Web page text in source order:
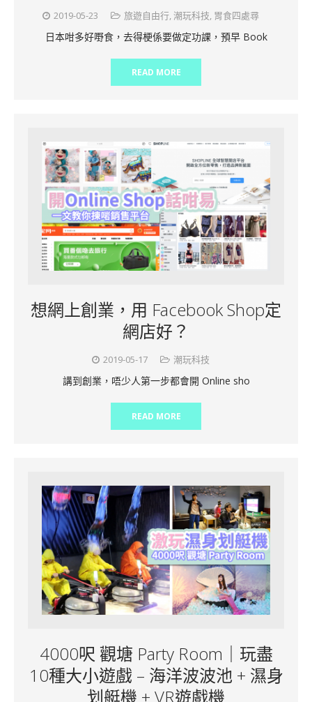
2019-05-23 旅遊自由行,潮玩科技, 胃食四處尋
日本咁多好嘢食，去得梗係要做定功課，預早 Book
READ MORE
想網上創業，用 Facebook Shop定
網店好？
2019-05-17 潮玩科技
講到創業，唔少人第一步都會開 Online sho
READ MORE
4000呎 觀塘 Party Room｜玩盡
10種大小遊戲 – 海洋波波池 + 濕身
划艇機 + VR遊戲機